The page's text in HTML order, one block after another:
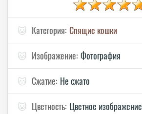
🐱 Категория: Спящие кошки
🐱 Изображение: Фотография
🐱 Сжатие: Не сжато
🐱 Цветность: Цветное изображение